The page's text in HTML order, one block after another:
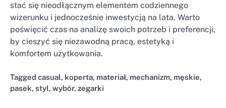
stać się nieodłącznym elementem codziennego
wizerunku i jednocześnie inwestycją na lata. Warto
poświęcić czas na analizę swoich potrzeb i preferencji,
by cieszyć się niezawodną pracą, estetyką i
komfortem użytkowania.
Tagged casual, koperta, materiał, mechanizm, męskie,
pasek, styl, wybór, zegarki